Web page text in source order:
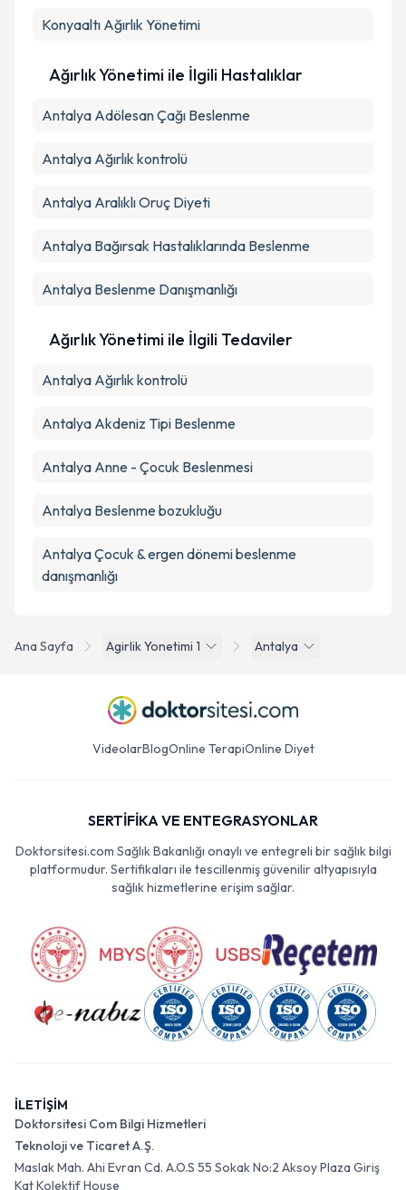
Ana Sayfa Agirlik Yonetimi 1 Antalya
Konyaaltı Ağırlık Yönetimi
Ağırlık Yönetimi ile İlgili Hastalıklar
Antalya Adölesan Çağı Beslenme
Antalya Ağırlık kontrolü
Antalya Aralıklı Oruç Diyeti
Antalya Bağırsak Hastalıklarında Beslenme
Antalya Beslenme Danışmanlığı
Ağırlık Yönetimi ile İlgili Tedaviler
Antalya Ağırlık kontrolü
Antalya Akdeniz Tipi Beslenme
Antalya Anne - Çocuk Beslenmesi
Antalya Beslenme bozukluğu
Antalya Çocuk & ergen dönemi beslenme
danışmanlığı
VideolarBlogOnline TerapiOnline Diyet
SERTİFİKA VE ENTEGRASYONLAR
Doktorsitesi.com Sağlık Bakanlığı onaylı ve entegreli bir sağlık bilgi
platformudur. Sertifikaları ile tescillenmiş güvenilir altyapısıyla
sağlık hizmetlerine erişim sağlar.
İLETİŞİM
Doktorsitesi Com Bilgi Hizmetleri
Teknoloji ve Ticaret A.Ş.
Maslak Mah. Ahi Evran Cd. A.O.S 55 Sokak No:2 Aksoy Plaza Giriş
Kat Kolektif House